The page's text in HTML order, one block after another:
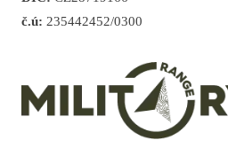
č.ú: 235442452/0300